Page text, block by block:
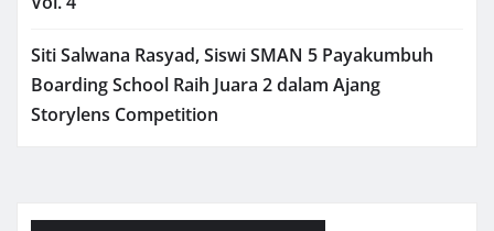
Siti Salwana Rasyad, Siswi SMAN 5 Payakumbuh
Boarding School Raih Juara 2 dalam Ajang
Storylens Competition